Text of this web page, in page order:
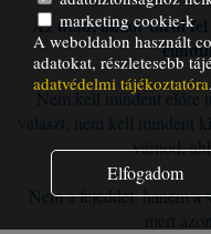
Az utad, akkor tárul fel
Nem kell mindent előre
választ, nem kell mindent
várnod,
Nem a fejeddel, hanem a
mert
marketing cookie-k
A weboldalon használt
adatokat, részletesebb
adatvédelmi tájékoztatóra.
Elfogadom